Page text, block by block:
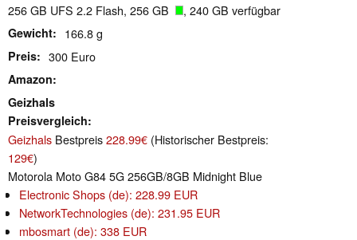
256 GB UFS 2.2 Flash, 256 GB , 240 GB verfügbar
Gewicht 166.8 g
Preis 300 Euro
Amazon
Geizhals
Preisvergleich
Geizhals Bestpreis228.99€ (Historischer Bestpreis:
129€)
Motorola Moto G84 5G 256GB/8GB Midnight Blue
Electronic Shops (de): 228.99 EUR
NetworkTechnologies (de): 231.95 EUR
mbosmart (de): 338 EUR